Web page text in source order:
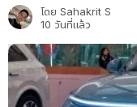
โดย Sahakrit S
10 วันที่แล้ว